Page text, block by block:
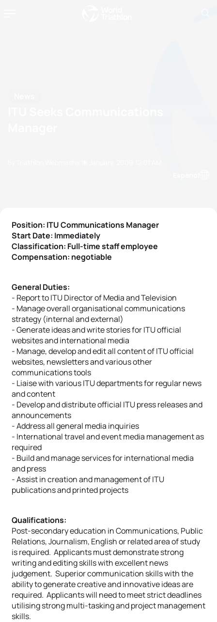
Position: ITU Communications Manager
Start Date: Immediately
Classification: Full-time staff employee
Compensation: negotiable
General Duties:
- Report to ITU Director of Media and Television
- Manage overall organisational communications
strategy (internal and external)
- Generate ideas and write stories for ITU official
websites and international media
- Manage, develop and edit all content of ITU official
websites, newsletters and various other
communications tools
- Liaise with various ITU departments for regular news
and content
- Develop and distribute official ITU press releases and
announcements
- Address all general media inquiries
- International travel and event media management as
required
- Build and manage services for international media
and press
- Assist in creation and management of ITU
publications and printed projects
Qualifications:
Post-secondary education in Communications, Public
Relations, Journalism, English or related area of study
is required. Applicants must demonstrate strong
writing and editing skills with excellent news
judgement. Superior communication skills with the
ability to generate creative and innovative ideas are
required. Applicants will need to meet strict deadlines
utilising strong multi-tasking and project management
skills.